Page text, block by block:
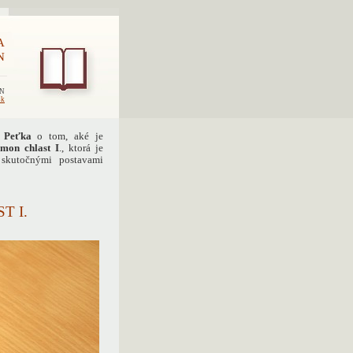
Peťkao tom, aké je
chlast I., ktorá je
postavami
I.